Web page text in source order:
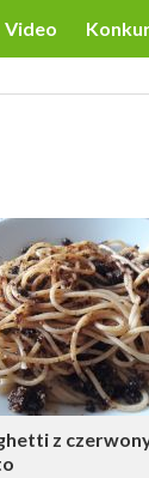
Video
z
Dodaj do